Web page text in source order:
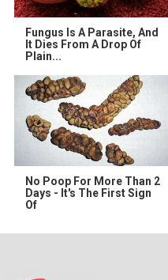
Fungus Is A Parasite, And
It Dies From A Drop Of
Plain...
No Poop For More Than 2
Days - It's The First Sign
Of